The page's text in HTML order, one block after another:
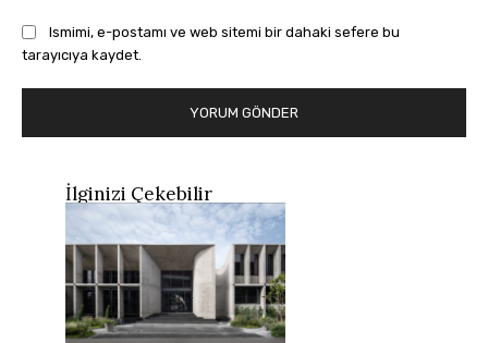
Ismimi, e-postamı ve web sitemi bir dahaki sefere bu
tarayıcıya kaydet.
İlginizi Çekebilir